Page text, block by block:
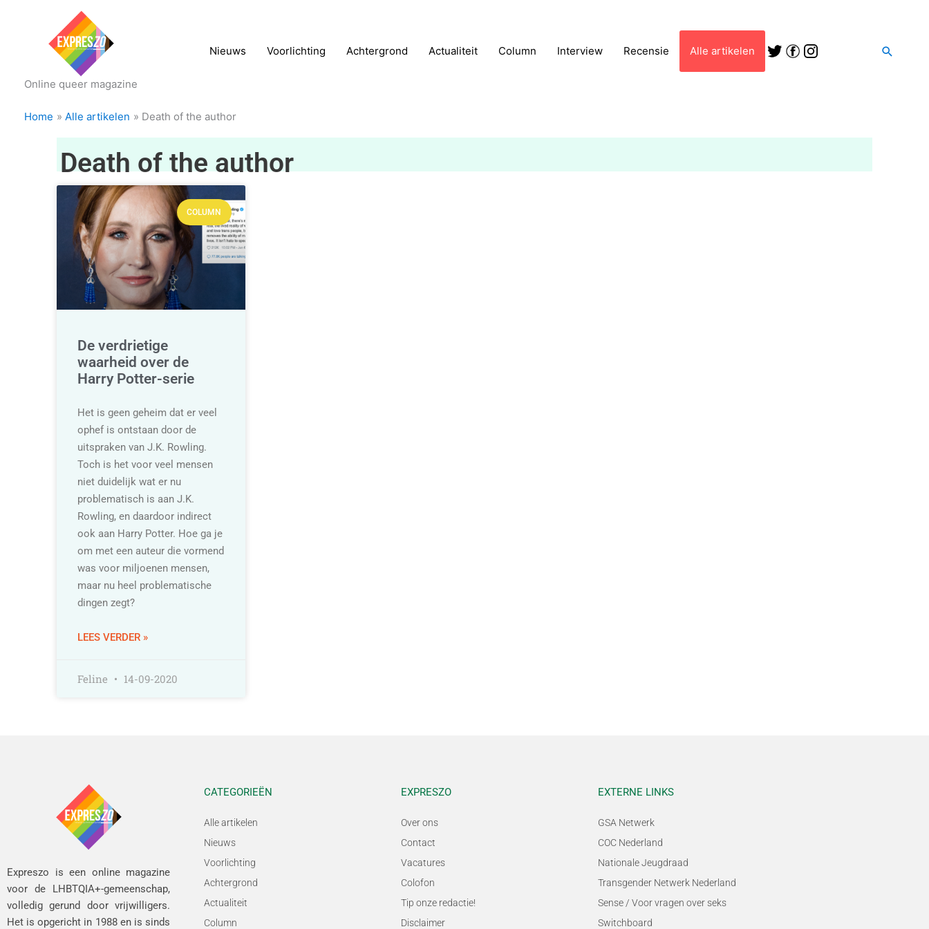
Online queer magazine
Nieuws Voorlichting Achtergrond Actualiteit Column Interview Recensie Alle artikelen Zoeken
Home Alle artikelen Death of the author
Death of the author
COLUMN
De verdrietige
waarheid over de
Harry Potter-serie
Het is geen geheim dat er veel
ophef is ontstaan door de
uitspraken van J.K. Rowling.
Toch is het voor veel mensen
niet duidelijk wat er nu
problematisch is aan J.K.
Rowling, en daardoor indirect
ook aan Harry Potter. Hoe ga je
om met een auteur die vormend
was voor miljoenen mensen,
maar nu heel problematische
dingen zegt?
LEES VERDER »
Feline 14-09-2020
Expreszo is een online magazine
voor de LHBTQIA+-gemeenschap,
volledig gerund door vrijwilligers.
Het is opgericht in 1988 en is sinds
CATEGORIEËN
Alle artikelen
Nieuws
Voorlichting
Achtergrond
Actualiteit
Column
EXPRESZO
Over ons
Contact
Vacatures
Colofon
Tip onze redactie!
Disclaimer
EXTERNE LINKS
GSA Netwerk
COC Nederland
Nationale Jeugdraad
Transgender Netwerk Nederland
Sense / Voor vragen over seks
Switchboard